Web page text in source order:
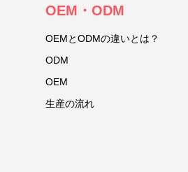
OEM・ODM
OEMとODMの違いとは？
ODM
OEM
生産の流れ